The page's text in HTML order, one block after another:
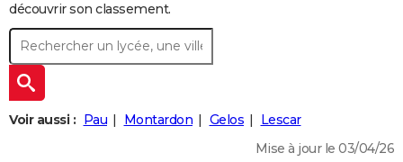
BRICOLAGE
Forum
Aménagement intérieur
Extérieur
Cuisine
Salle de bains
Jardinage
Rangement
+WEEK-END
Guides de France
Escapades
Patrimoine
Expositions
Musées
Week-end nature
+
LIFESTYLE
découvrir son classement.
Voir aussi : Pau Montardon Gelos
Lescar
Mise à jour le 03/04/26